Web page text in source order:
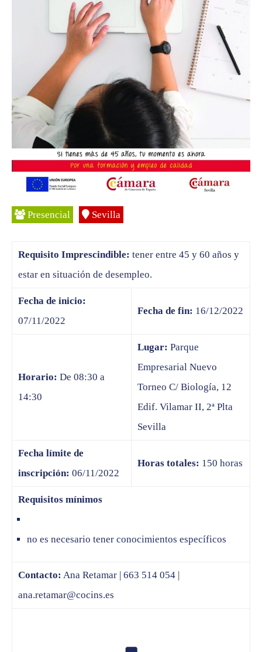
Presencial Sevilla
Requisito Imprescindible: tener entre 45 y 60 años y
estar en situación de desempleo.
Fecha de inicio:
07/11/2022
Fecha de fin: 16/12/2022
Horario: De 08:30 a
14:30
Lugar: Parque
Empresarial Nuevo
Torneo C/ Biología, 12
Edif. Vilamar II, 2ª Plta
Sevilla
Fecha límite de
inscripción: 06/11/2022
Horas totales: 150 horas
Requisitos mínimos
no es necesario tener conocimientos específicos
Contacto: Ana Retamar | 663 514 054 |
ana.retamar@cocins.es